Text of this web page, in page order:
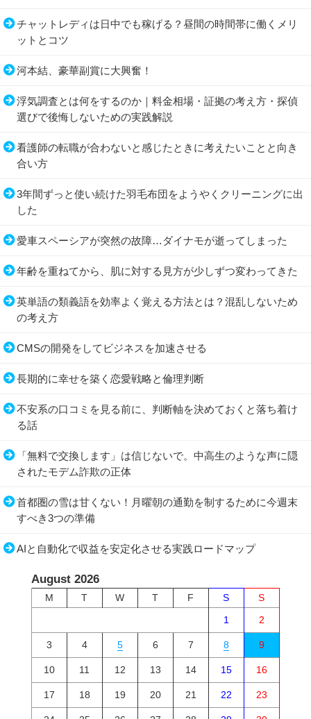
チャットレディは日中でも稼げる？昼間の時間帯に働くメリ
ットとコツ
河本結、豪華副賞に大興奮！
浮気調査とは何をするのか｜料金相場・証拠の考え方・探偵
選びで後悔しないための実践解説
看護師の転職が合わないと感じたときに考えたいことと向き
合い方
3年間ずっと使い続けた羽毛布団をようやくクリーニングに出
した
愛車スペーシアが突然の故障…ダイナモが逝ってしまった
年齢を重ねてから、肌に対する見方が少しずつ変わってきた
英単語の類義語を効率よく覚える方法とは？混乱しないため
の考え方
CMSの開発をしてビジネスを加速させる
長期的に幸せを築く恋愛戦略と倫理判断
不安系の口コミを見る前に、判断軸を決めておくと落ち着け
る話
「無料で交換します」は信じないで。中高生のような声に隠
されたモデム詐欺の正体
首都圏の雪は甘くない！月曜朝の通勤を制するために今週末
すべき3つの準備
AIと自動化で収益を安定化させる実践ロードマップ
August 2026
M T W T F S
S
1
2
3 4 5 6 7 8 9
10 11 12 13 14 15 16
17 18 19 20 21 22 23